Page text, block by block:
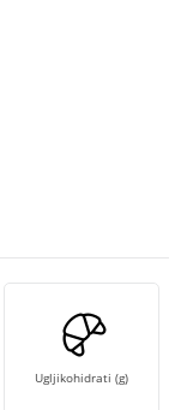
Ugljikohidrati (g)